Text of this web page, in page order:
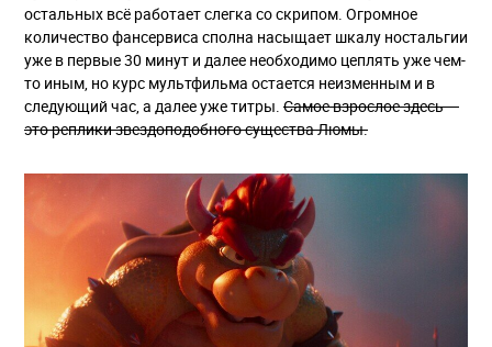
остальных всё работает слегка со скрипом. Огромное
количество фансервиса сполна насыщает шкалу ностальгии
уже в первые 30 минут и далее необходимо цеплять уже чем-
то иным, но курс мультфильма остается неизменным и в
следующий час, а далее уже титры. Самое взрослое здесь —
это реплики звездоподобного существа Люмы.